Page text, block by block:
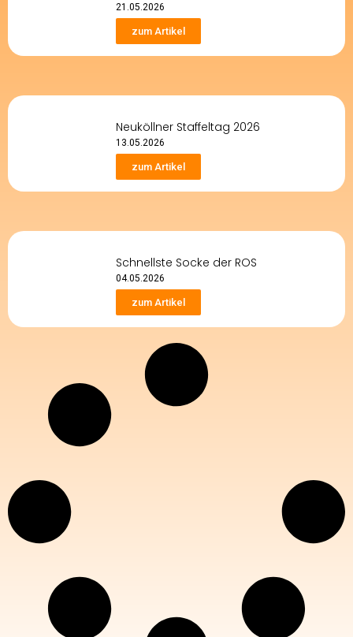
21.05.2026
zum Artikel
Neuköllner Staffeltag 2026
13.05.2026
zum Artikel
Schnellste Socke der ROS
04.05.2026
zum Artikel